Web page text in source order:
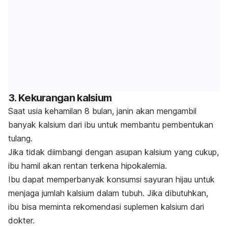
3. Kekurangan kalsium
Saat usia kehamilan 8 bulan, janin akan mengambil
banyak kalsium dari ibu untuk membantu pembentukan
tulang.
Jika tidak diimbangi dengan asupan kalsium yang cukup,
ibu hamil akan rentan terkena hipokalemia.
Ibu dapat memperbanyak konsumsi sayuran hijau untuk
menjaga jumlah kalsium dalam tubuh. Jika dibutuhkan,
ibu bisa meminta rekomendasi suplemen kalsium dari
dokter.